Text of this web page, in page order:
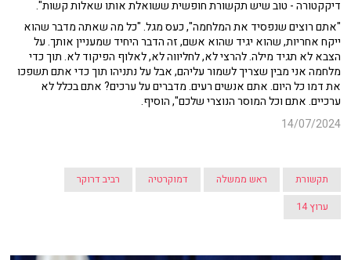
דיקקטורה - טוב שיש תקשורת חופשית ששואלת אותו שאלות קשות".
"אתם רוצים שנפסיד את המלחמה", כעס מגל. "כל מה שאתה מדבר שהוא
ייקח אחריות, שהוא יגיד שהוא אשם, זה הדבר היחיד שמעניין אותך. על
הצבא לא תגיד מילה. להרצי לא, לחליווה לא, לאלוף הפיקוד לא. תוך כדי
מלחמה אני מבין שצריך לשמור עליהם, אבל על נתניהו תוך כדי אתם תשפכו
את דמו כל היום. אתם אנשים רעים. מדברים על ערכים? אתם בכלל לא
ערכיים. אתם וכל המוסר הנוצרי שלכם", הוסיף.
14/07/2024
תקשורת ראש ממשלה דמוקרטיה
רביב דרוקר
ערוץ 14